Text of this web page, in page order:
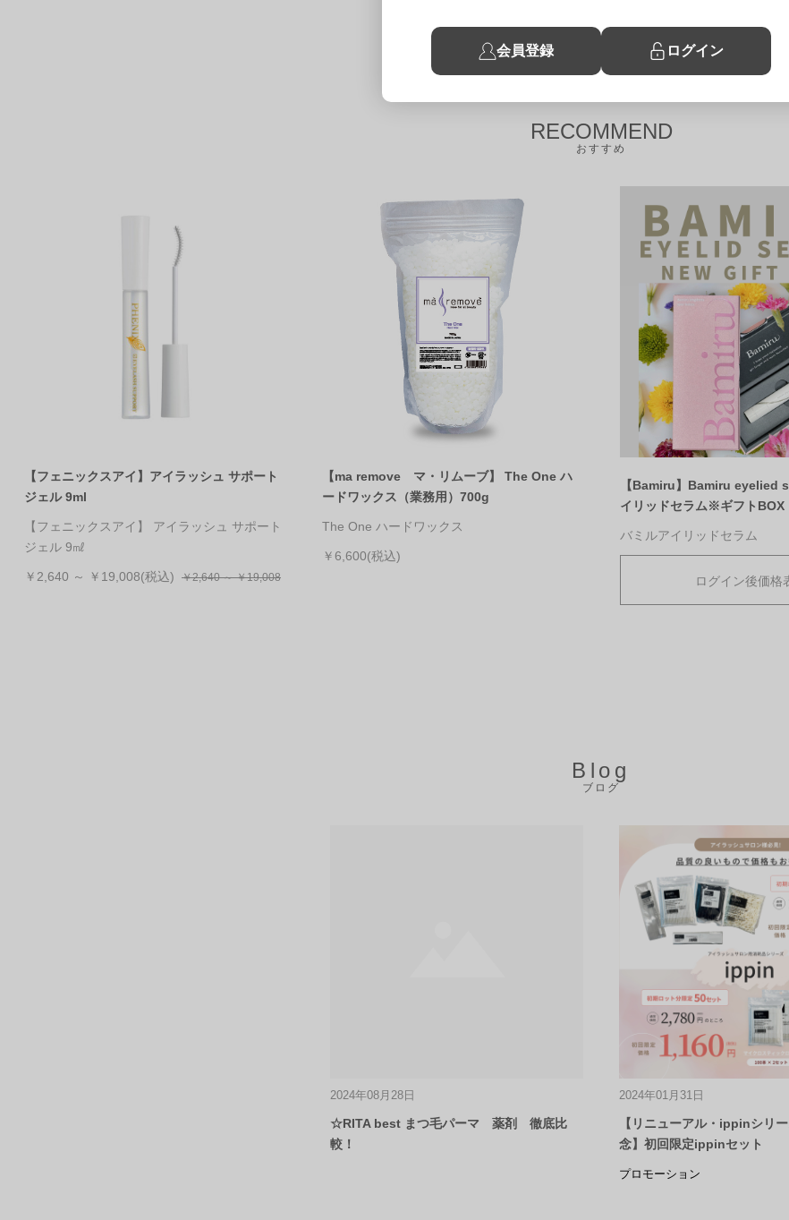
会員登録 ログイン
RECOMMEND
おすすめ
【フェニックスアイ】アイラッシュ サポート
ジェル 9ml
【フェニックスアイ】 アイラッシュ サポート
ジェル 9㎖
￥2,640 ～ ￥19,008(税込) ￥2,640 ～ ￥19,008
【ma remove マ・リムーブ】 The One ハ
ードワックス（業務用）700g
The One ハードワックス
￥6,600(税込)
【Bamiru】Bamiru eyelied
イリッドセラム※ギフトBOX
バミルアイリッドセラム
ログイン後価格
Blog
ブログ
2024年08月28日
☆RITA best まつ毛パーマ 薬剤 徹底比
較！
2024年01月31日
【リニューアル・ippinシリ
念】初回限定ippinセット
プロモーション